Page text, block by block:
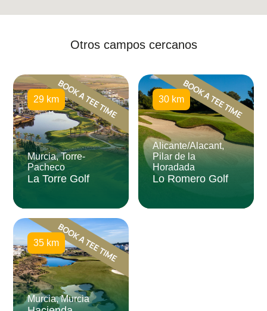
Otros campos cercanos
29 km
Murcia, Torre-
Pacheco
La Torre Golf
30 km
Alicante/Alacant,
Pilar de la
Horadada
Lo Romero Golf
35 km
Murcia, Murcia